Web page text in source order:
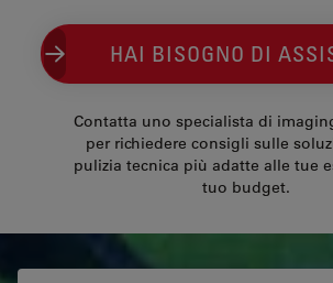
HAI BISOGNO DI
Contatta uno specialista di
per richiedere consigli sulle
pulizia tecnica più adatte alle tue
tuo budget.